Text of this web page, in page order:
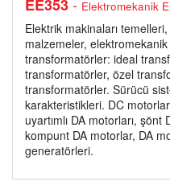
EE353 Elektromekanik
Elektrik makinaları
malzemeler,
transformatörler: ideal
transformatörler, özel
transformatörler. Sürücü
karakteristikleri. DC
uyartımlı DA motorları,
kompunt DA motorlar, DA
generatörleri.